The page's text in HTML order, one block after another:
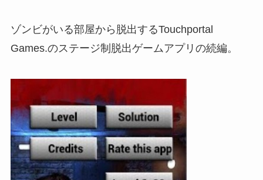
ゾンビがいる部屋から脱出するTouchportal
Games.のステージ制脱出ゲームアプリの続編。